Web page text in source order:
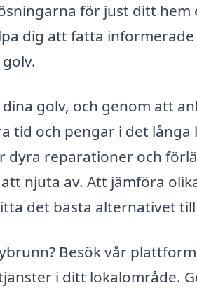
för just ditt hem
dig att fatta
golv, och genom att
tid och pengar i det långa
dyra reparationer och
njuta av. Att jämföra
det bästa alternativet
Besök vår
i ditt lokalområde.